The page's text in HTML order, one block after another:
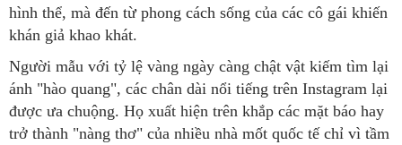
hình thể, mà đến từ phong cách sống của các cô gái khiến
khán giả khao khát.
Người mẫu với tỷ lệ vàng ngày càng chật vật kiếm tìm lại
ánh "hào quang", các chân dài nổi tiếng trên Instagram lại
được ưa chuộng. Họ xuất hiện trên khắp các mặt báo hay
trở thành "nàng thơ" của nhiều nhà mốt quốc tế chỉ vì tầm